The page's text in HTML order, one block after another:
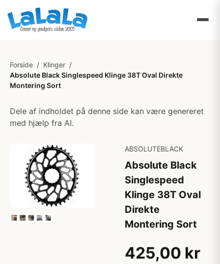
Forside / Klinger /
Absolute Black Singlespeed Klinge 38T Oval Direkte
Montering Sort
Dele af indholdet på denne side kan være genereret
med hjælp fra AI.
ABSOLUTEBLACK
Absolute Black
Singlespeed
Klinge 38T Oval
Direkte
Montering Sort
425,00 kr